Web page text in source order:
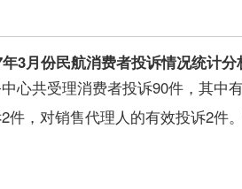
3月份民航消费者投诉情况统计分
共受理消费者投诉90件，其中
，对销售代理人的有效投诉2